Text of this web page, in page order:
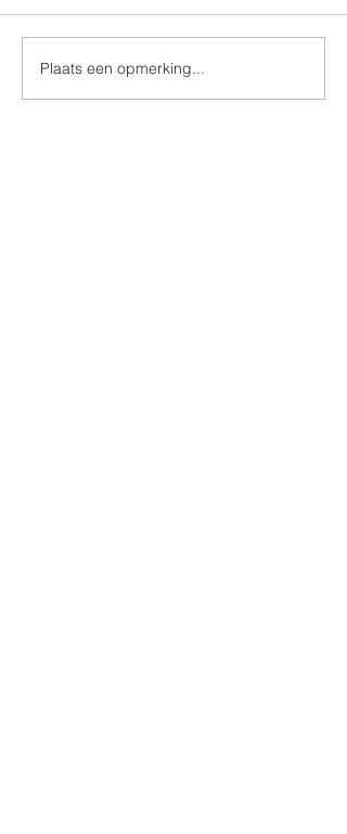
Plaats een opmerking...